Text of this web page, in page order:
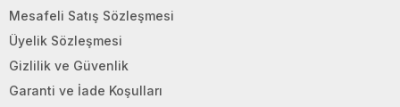
Mesafeli Satış Sözleşmesi
Üyelik Sözleşmesi
Gizlilik ve Güvenlik
Garanti ve İade Koşulları